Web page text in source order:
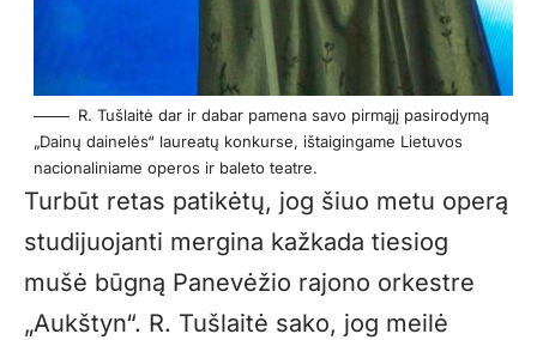
R. Tušlaitė dar ir dabar pamena savo pirmąjį pasirodymą
„Dainų dainelės“ laureatų konkurse, ištaigingame Lietuvos
nacionaliniame operos ir baleto teatre.
Turbūt retas patikėtų, jog šiuo metu operą
studijuojanti mergina kažkada tiesiog
mušė būgną Panevėžio rajono orkestre
„Aukštyn“. R. Tušlaitė sako, jog meilė